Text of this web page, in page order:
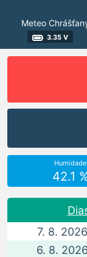
Meteo
3.35 V
Humidade
42.1
7. 8. 2026
6. 8. 2026